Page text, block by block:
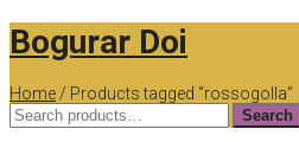
Skip
to
Bogurar Doi
Home / Products tagged “rossogolla”
Search
for: